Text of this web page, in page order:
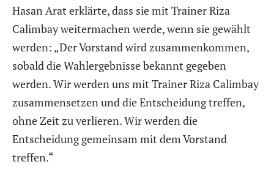
Hasan Arat erklärte, dass sie mit Trainer Riza
Calimbay weitermachen werde, wenn sie gewählt
werden: „Der Vorstand wird zusammenkommen,
sobald die Wahlergebnisse bekannt gegeben
werden. Wir werden uns mit Trainer Riza Calimbay
zusammensetzen und die Entscheidung treffen,
ohne Zeit zu verlieren. Wir werden die
Entscheidung gemeinsam mit dem Vorstand
treffen.“